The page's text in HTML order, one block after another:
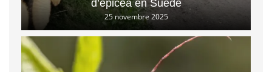
d’épicéa en Suède
25 novembre 2025